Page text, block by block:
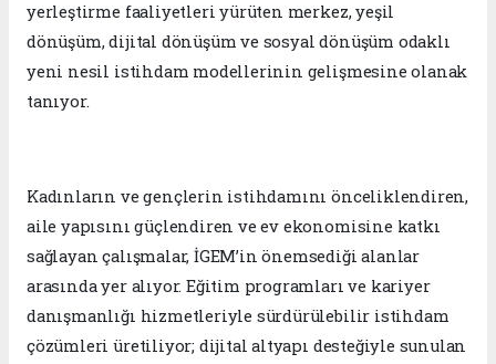
yerleştirme faaliyetleri yürüten merkez, yeşil
dönüşüm, dijital dönüşüm ve sosyal dönüşüm odaklı
yeni nesil istihdam modellerinin gelişmesine olanak
tanıyor.
Kadınların ve gençlerin istihdamını önceliklendiren,
aile yapısını güçlendiren ve ev ekonomisine katkı
sağlayan çalışmalar, İGEM’in önemsediği alanlar
arasında yer alıyor. Eğitim programları ve kariyer
danışmanlığı hizmetleriyle sürdürülebilir istihdam
çözümleri üretiliyor; dijital altyapı desteğiyle sunulan